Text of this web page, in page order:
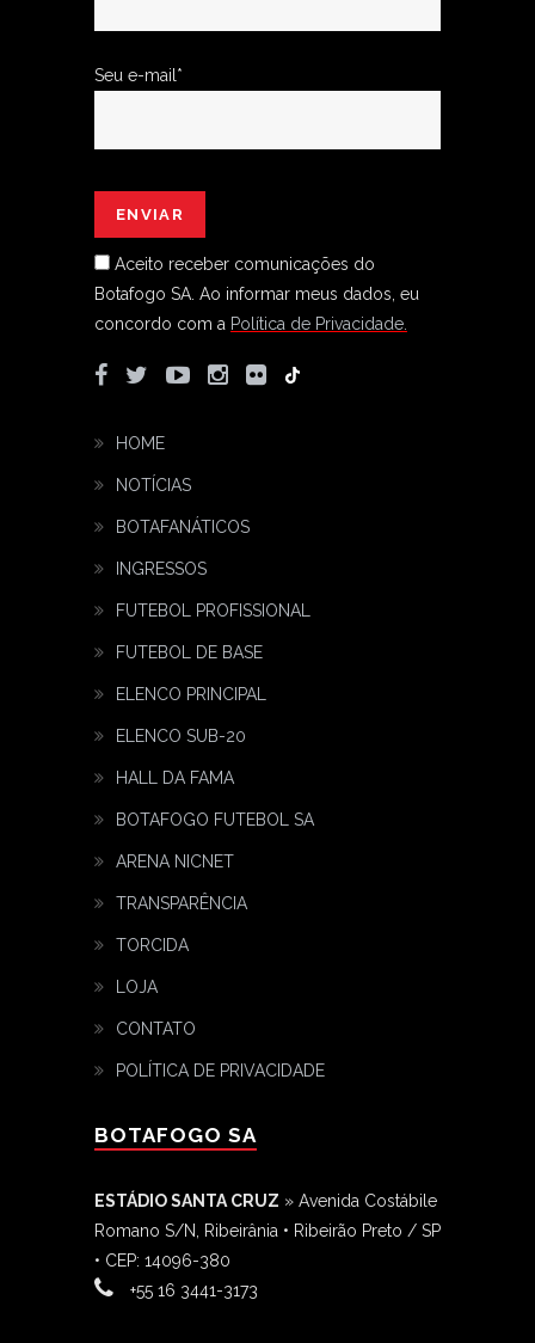
Seu e-mail*
Aceito receber comunicações do
Botafogo SA. Ao informar meus dados, eu
concordo com a Política de Privacidade.
HOME
NOTÍCIAS
BOTAFANÁTICOS
INGRESSOS
FUTEBOL PROFISSIONAL
FUTEBOL DE BASE
ELENCO PRINCIPAL
ELENCO SUB-20
HALL DA FAMA
BOTAFOGO FUTEBOL SA
ARENA NICNET
TRANSPARÊNCIA
TORCIDA
LOJA
CONTATO
POLÍTICA DE PRIVACIDADE
BOTAFOGO SA
ESTÁDIO SANTA CRUZ » Avenida Costábile
Romano S/N, Ribeirânia • Ribeirão Preto / SP
• CEP: 14096-380
‎+55 16 3441-3173